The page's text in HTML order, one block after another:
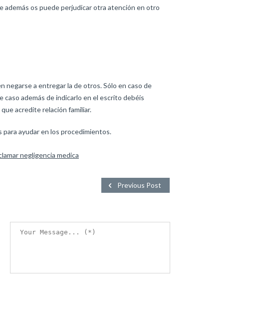
además os puede perjudicar otra atención en otro
negarse a entregar la de otros. Sólo en caso de
además de indicarlo en el escrito debéis
acredite relación familiar.
para ayudar en los procedimientos.
negligencia medica
Previous Post